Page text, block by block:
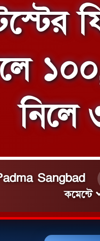
নিলে
Sangbad
কমেন্টে